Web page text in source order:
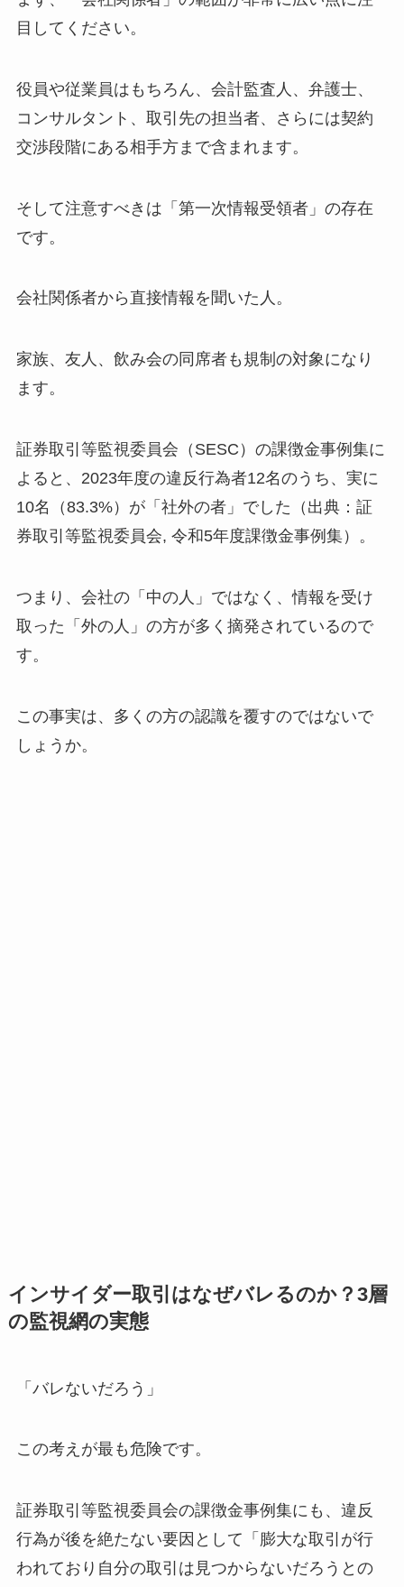
目してください。
役員や従業員はもちろん、会計監査人、弁護士、
コンサルタント、取引先の担当者、さらには契約
交渉段階にある相手方まで含まれます。
そして注意すべきは「第一次情報受領者」の存在
です。
会社関係者から直接情報を聞いた人。
家族、友人、飲み会の同席者も規制の対象になり
ます。
証券取引等監視委員会（SESC）の課徴金事例集に
よると、2023年度の違反行為者12名のうち、実に
10名（83.3%）が「社外の者」でした（出典：証
券取引等監視委員会, 令和5年度課徴金事例集）。
つまり、会社の「中の人」ではなく、情報を受け
取った「外の人」の方が多く摘発されているので
す。
この事実は、多くの方の認識を覆すのではないで
しょうか。
インサイダー取引はなぜバレるのか？3層
の監視網の実態
「バレないだろう」
この考えが最も危険です。
証券取引等監視委員会の課徴金事例集にも、違反
行為が後を絶たない要因として「膨大な取引が行
われており自分の取引は見つからないだろうとの